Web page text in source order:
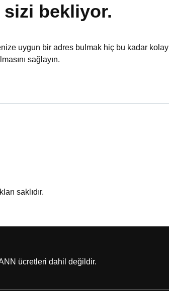
sizi bekliyor.
uygun bir adres bulmak hiç bu kadar kolay
sağlayın.
saklıdır.
ücretleri dahil değildir.